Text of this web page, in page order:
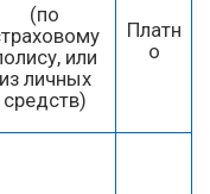
(по
или
из личных
средств)
Платн
о